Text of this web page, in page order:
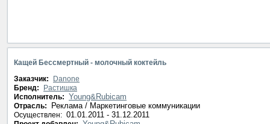
Кащей Бессмертный - молочный коктейль
Заказчик:
Danone
Бренд:
Растишка
Исполнитель: Young&Rubicam
Отрасль: Реклама / Маркетинговые коммуникации
Осуществлен: 01.01.2011 - 31.12.2011